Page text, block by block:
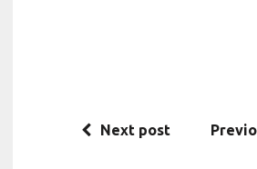
Next post